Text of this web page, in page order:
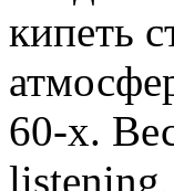
кипеть
60-х.